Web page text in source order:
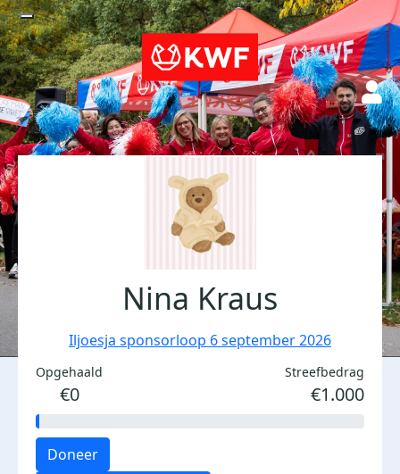
Nina Kraus
Iljoesja sponsorloop 6 september 2026
Opgehaald
€0
Streefbedrag
€1.000
Doneer